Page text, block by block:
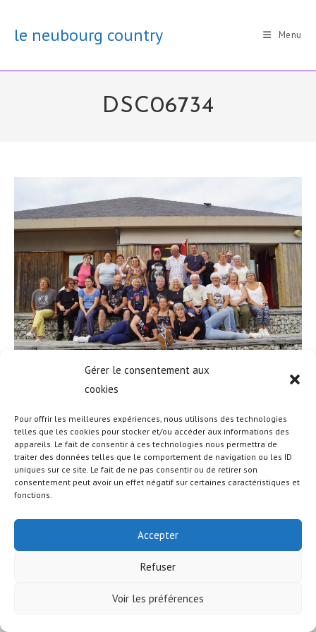
Gérer le consentement aux
cookies
Pour offrir les meilleures expériences, nous utilisons des technologies
telles que les cookies pour stocker et/ou accéder aux informations des
appareils. Le fait de consentir à ces technologies nous permettra de
traiter des données telles que le comportement de navigation ou les ID
uniques sur ce site. Le fait de ne pas consentir ou de retirer son
consentement peut avoir un effet négatif sur certaines caractéristiques et
fonctions.
Accepter
Refuser
Voir les préférences
contentle neubourg country Menu
DSC06734
© COPYRIGHT - OCEANWP THEME BY NICK